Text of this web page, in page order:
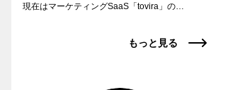
現在はマーケティングSaaS「tovira」の…
もっと見る